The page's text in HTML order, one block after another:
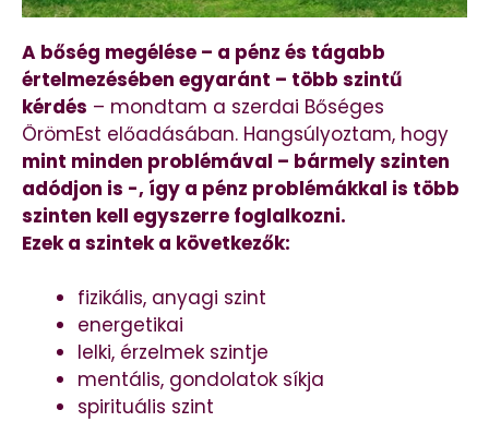
A bőség megélése – a pénz és tágabb
értelmezésében egyaránt – több szintű
kérdés – mondtam a szerdai Bőséges
ÖrömEst előadásában. Hangsúlyoztam, hogy
mint minden problémával – bármely szinten
adódjon is -, így a pénz problémákkal is több
szinten kell egyszerre foglalkozni.
Ezek a szintek a következők:
fizikális, anyagi szint
energetikai
lelki, érzelmek szintje
mentális, gondolatok síkja
spirituális szint